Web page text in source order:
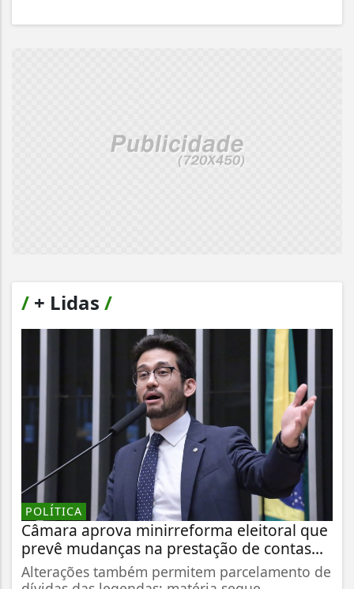
/ + Lidas /
POLÍTICA
Câmara aprova minirreforma eleitoral que
prevê mudanças na prestação de contas...
Alterações também permitem parcelamento de